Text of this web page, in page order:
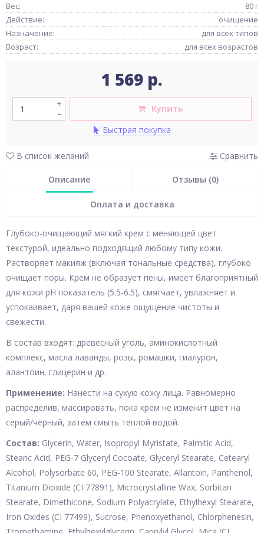
Вес:
80 г
Действие:
очищение
Назначение:
для всех типов
Возраст:
для всех возрастов
1 569 р.
–
+
Купить
Быстрая покупка
В список желаний Сравнить
Описание Отзывы (0)
Оплата и доставка
Глубоко-очищающий мягкий крем с меняющей цвет
текстурой, идеально подходящий любому типу кожи.
Растворяет макияж (включая тональные средства), глубоко
очищает поры. Крем не образует пены, имеет благоприятный
для кожи pH показатель (5.5-6.5), смягчает, увлажняет и
успокаивает, даря вашей коже ощущение чистоты и
свежести.
В состав входят: древесный уголь, аминокислотный
комплекс, масла лаванды, розы, ромашки, гиалурон,
алантоин, глицерин и др.
Применение: Нанести на сухую кожу лица. Равномерно
распределив, массировать, пока крем не изменит цвет на
серый/чёрный, затем смыть теплой водой.
Состав: Glycerin, Water, Isopropyl Myristate, Palmitic Acid,
Stearic Acid, PEG-7 Glyceryl Cocoate, Glyceryl Stearate, Cetearyl
Alcohol, Polysorbate 60, PEG-100 Stearate, Allantoin, Panthenol,
Titanium Dioxide (CI 77891), Microcrystalline Wax, Sorbitan
Stearate, Dimethicone, Sodium Polyacrylate, Ethylhexyl Stearate,
Iron Oxides (CI 77499), Sucrose, Phenoxyethanol, Chlorphenesin,